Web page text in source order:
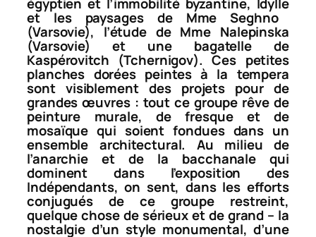
et les paysages de Mme Seghno
(Varsovie), l’étude de Mme Nalepinska
(Varsovie) et une bagatelle de
Kaspérovitch (Tchernigov). Ces petites
planches dorées peintes à la tempera
sont visiblement des projets pour de
grandes œuvres : tout ce groupe rêve de
peinture murale, de fresque et de
mosaïque qui soient fondues dans un
ensemble architectural. Au milieu de
l’anarchie et de la bacchanale qui
dominent dans l’exposition des
Indépendants, on sent, dans les efforts
conjugués de ce groupe restreint,
quelque chose de sérieux et de grand – la
nostalgie d’un style monumental, d’une